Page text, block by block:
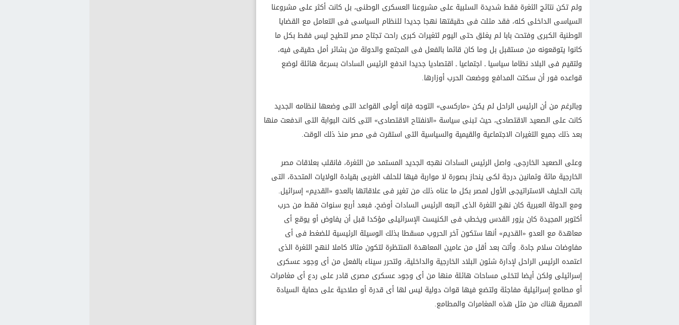
ولم تكن نتائج الثغرة فقط شديدة السلبية على مشروعنا العسكرى الوطنى، بل كانت أكثر على مشروعنا
السياسى الداخلى كله، فقد مثلت فى حقيقتها نهجا جديدا للنظام السياسى فى التعامل مع القضايا
الوطنية الكبرى وفتحت بابا لم يغلق حتى اليوم لتغيرات كبرى راحت تجتاح مصر لتطيح ليس فقط بكل ما
كانوا يتوقعونه من مستقبل بل وما كان قائما بالفعل فى المجتمع والدولة من بشائر أمل حقيقى فيه،
ولتقيم فى البلاد نظاما سياسيا ـ اجتماعيا ـ اقتصاديا جديدا اندفع الرئيس السادات بسرعة هائلة لوضع
قواعده فور أن سكتت المدافع ووضعت الحرب أوزارها.
وبالرغم من أن الرئيس الراحل لم يكن «ماركسى» التوجه فإنه أولى القواعد التى وضعها لنظامه الجديد
كانت على الصعيد الاقتصادى، حيث تبنى سياسة «الانفتاح الاقتصادى» التى كانت البوابة التى اندفعت منها
بعد ذلك جميع التغيرات الاجتماعية والقيمية والسياسية التى استقرت فى مصر منذ ذلك الوقت.
وعلى الصعيد الخارجى، واصل الرئيس السادات نهجه الجديد المستمد من الثغرة، فانقلب بعلاقات مصر
الخارجية مائة وثمانين درجة لكى ينحاز بصورة لا مواربة فيها للحلف الغربى بقيادة الولايات المتحدة، التى
باتت الحليف الاستراتيجى الأول لمصر بكل ما عناه ذلك من تغير فى علاقاتها بالعدو «القديم» إسرائيل.
ومع الدولة العبرية كان نهج الثغرة الذى اتبعه الرئيس السادات أوضح، فبعد أربع سنوات فقط من حرب
أكتوبر المجيدة كان يزور القدس ويخطب فى الكنيست الإسرائيلى مؤكدا قبل أن يفاوض أو يوقع أى
معاهدة مع العدو «القديم» أنها ستكون آخر الحروب مسقطا بذلك الوسيلة الرئيسية للضغط فى أى
مفاوضات سلام جادة. وأتت بعد أقل من عامين المعاهدة المنتظرة لتكون مثالا كاملا لنهج الثغرة الذى
اعتمده الرئيس الراحل لإدارة شئون البلاد الخارجية والداخلية، ولتحرر سيناء بالفعل من أى وجود عسكرى
إسرائيلى ولكن أيضا لتخلى مساحات هائلة منها من أى وجود عسكرى مصرى قادر على ردع أى مغامرات
أو مطامع إسرائيلية مفاجئة ولتضع فيها قوات دولية ليس لها أى قدرة أو صلاحية على حماية السيادة
المصرية هناك من مثل هذه المغامرات والمطامع.